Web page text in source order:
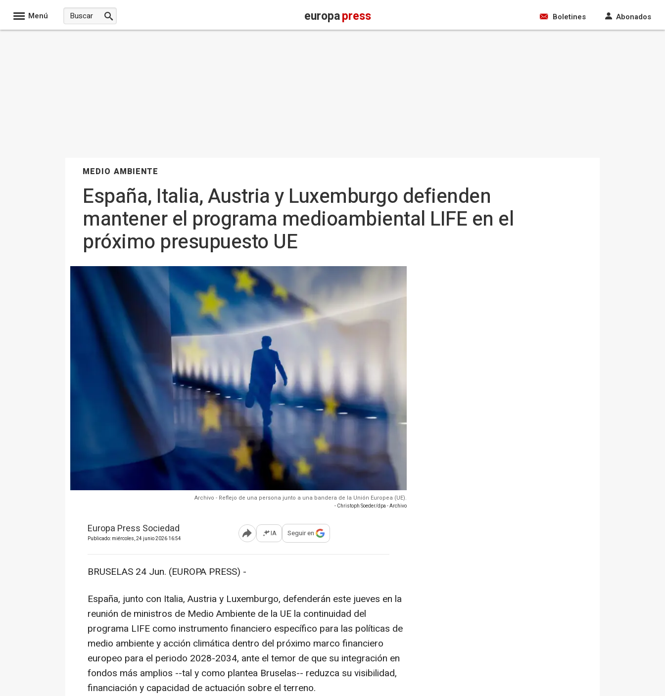
Menú europapress Boletines Abonados
MEDIO AMBIENTE
España, Italia, Austria y Luxemburgo defienden
mantener el programa medioambiental LIFE en el
próximo presupuesto UE
Archivo - Reflejo de una persona junto a una bandera de la Unión Europea (UE).
- Christoph Soeder/dpa - Archivo
Europa Press Sociedad
Publicado: miércoles, 24 junio 2026 16:54 Abrir opciones para compartir
IA Seguir en
BRUSELAS 24 Jun. (EUROPA PRESS) -
España, junto con Italia, Austria y Luxemburgo, defenderán este jueves en la
reunión de ministros de Medio Ambiente de la UE la continuidad del
programa LIFE como instrumento financiero específico para las políticas de
medio ambiente y acción climática dentro del próximo marco financiero
europeo para el periodo 2028-2034, ante el temor de que su integración en
fondos más amplios --tal y como plantea Bruselas-- reduzca su visibilidad,
financiación y capacidad de actuación sobre el terreno.